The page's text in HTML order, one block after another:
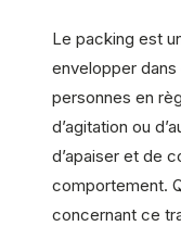
Le packing est
envelopper
personnes en
d’agitation ou
d’apaiser et de
comportement.
concernant ce